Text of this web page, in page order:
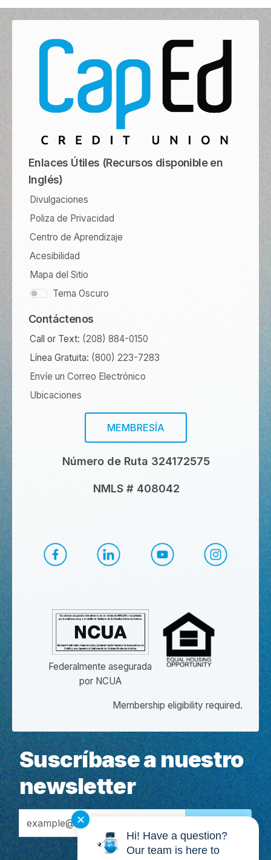
Enlaces Útiles (Recursos disponible en
Inglés)
Divulgaciones
Poliza de Privacidad
Centro de Aprendizaje
Acesibilidad
Mapa del Sitio
Tema Oscuro
Contáctenos
Call or Text: (208) 884-0150
Línea Gratuita: (800) 223-7283
Envíe un Correo Electrónico
Ubicaciones
MEMBRESÍA
Número de Ruta 324172575
NMLS # 408042
YouTube de CapEd
Federalmente asegurada
por NCUA
Membership eligibility required.
Suscríbase a nuestro
newsletter
Email Address
✕
Hi! Have a question?
Our team is here to